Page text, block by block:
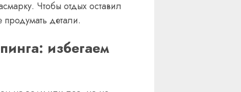
Чтобы отдых оставил
детали.
избегаем